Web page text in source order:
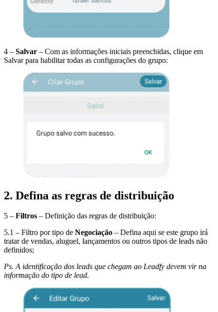
4 – Salvar – Com as informações iniciais preenchidas, clique em
Salvar para habilitar todas as configurações do grupo:
2. Defina as regras de distribuição
5 – Filtros – Definição das regras de distribuição:
5.1 – Filtro por tipo de Negociação – Defina aqui se este grupo irá
tratar de vendas, aluguel, lançamentos ou outros tipos de leads não
definidos;
Ps. A identificação dos leads que chegam ao Leadfy devem vir na
informação do tipo de lead.